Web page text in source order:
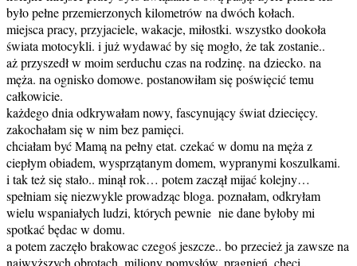
było pełne przemierzonych kilometrów na dwóch kołach.
miejsca pracy, przyjaciele, wakacje, miłostki. wszystko dookoła
świata motocykli. i już wydawać by się mogło, że tak zostanie..
aż przyszedł w moim serduchu czas na rodzinę. na dziecko. na
męża. na ognisko domowe. postanowiłam się poświęcić temu
całkowicie.
każdego dnia odkrywałam nowy, fascynujący świat dziecięcy.
zakochałam się w nim bez pamięci.
chciałam być Mamą na pełny etat. czekać w domu na męża z
ciepłym obiadem, wysprzątanym domem, wypranymi koszulkami.
i tak też się stało.. minął rok… potem zaczął mijać kolejny…
spełniam się niezwykle prowadząc bloga. poznałam, odkryłam
wielu wspaniałych ludzi, których pewnie nie dane byłoby mi
spotkać będac w domu.
a potem zaczęło brakowac czegoś jeszcze.. bo przecież ja zawsze na
najwyższych obrotach, miliony pomysłów, pragnień, chęci..